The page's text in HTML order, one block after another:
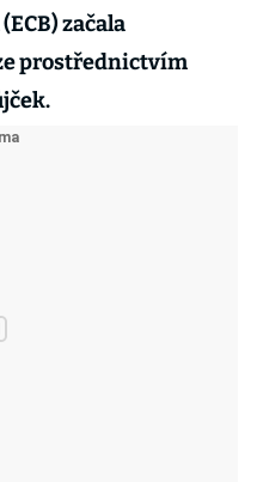
začala
prostřednictvím